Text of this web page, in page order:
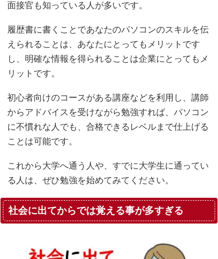
面接官も知っている人が多いです。
履歴書に書くことであなたのパソコンのスキルを伝
えられることは、あなたにとってもメリットです
し、明確な情報を得られることは企業にとってもメ
リットです。
初心者向けのコースがある講座などを利用し、講師
からアドバイスを受けながら勉強すれば、パソコン
に不慣れな人でも、合格できるレベルまで仕上げる
ことは可能です。
これから大学へ通う人や、すでに大学生に通ってい
る人は、ぜひ勉強を始めてみてください。
社会に出てからでは覚える事が多すぎる